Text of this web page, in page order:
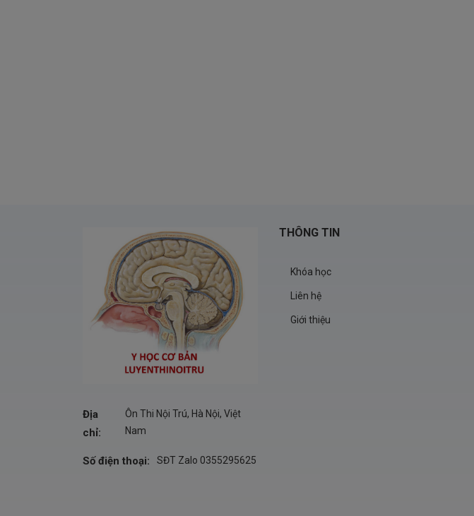
Địa
chỉ:
Ôn Thi Nội Trú, Hà Nội, Việt
Nam
Số điện thoại: SĐT Zalo 0355295625
THÔNG TIN
Khóa học
Liên hệ
Giới thiệu